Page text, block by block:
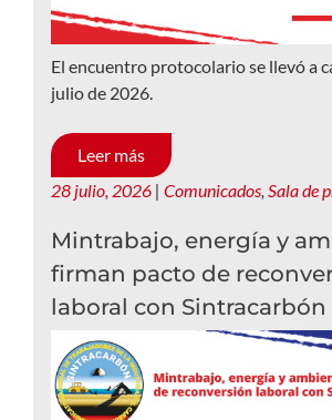
El encuentro protocolario se llevó a
julio de 2026.
Leer más
28 julio, 2026 | Comunicados, Sala de
Mintrabajo, energía y
firman pacto de
laboral con Sintracarbón